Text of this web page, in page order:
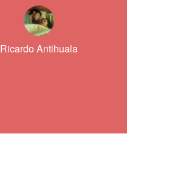
Ricardo Antihuala